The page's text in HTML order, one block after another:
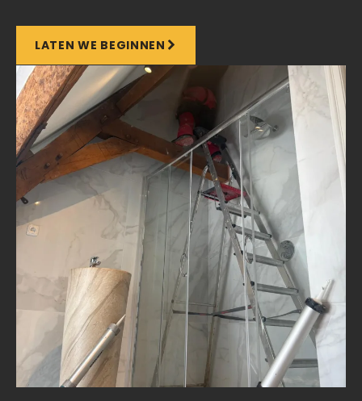
LATEN WE BEGINNEN